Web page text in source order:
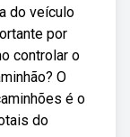
do veículo
por
controlar o
O
é o
do